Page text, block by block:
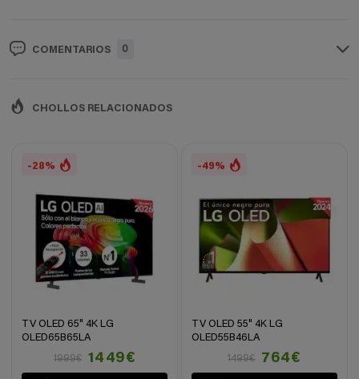
COMENTARIOS 0
CHOLLOS RELACIONADOS
-28%
TV OLED 65" 4K LG
OLED65B65LA
1999€
1449€
-49%
TV OLED 55" 4K LG
OLED55B46LA
1499€
764€